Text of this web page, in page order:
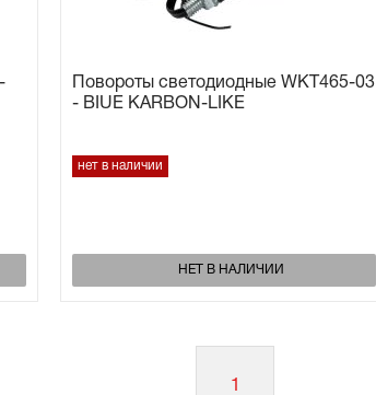
Повороты светодиодные WKT465-03
- BIUE KARBON-LIKE
нет в наличии
НЕТ В НАЛИЧИИ
1